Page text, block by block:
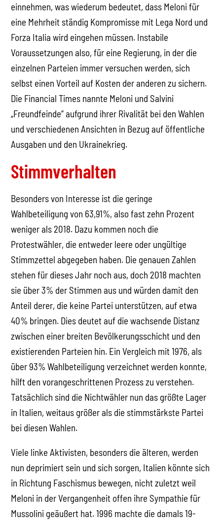
einnehmen, was wiederum bedeutet, dass Meloni für
eine Mehrheit ständig Kompromisse mit Lega Nord und
Forza Italia wird eingehen müssen. Instabile
Voraussetzungen also, für eine Regierung, in der die
einzelnen Parteien immer versuchen werden, sich
selbst einen Vorteil auf Kosten der anderen zu sichern.
Die Financial Times nannte Meloni und Salvini
„Freundfeinde“ aufgrund ihrer Rivalität bei den Wahlen
und verschiedenen Ansichten in Bezug auf öffentliche
Ausgaben und den Ukrainekrieg.
Stimmverhalten
Besonders von Interesse ist die geringe
Wahlbeteiligung von 63,91%, also fast zehn Prozent
weniger als 2018. Dazu kommen noch die
Protestwähler, die entweder leere oder ungültige
Stimmzettel abgegeben haben. Die genauen Zahlen
stehen für dieses Jahr noch aus, doch 2018 machten
sie über 3% der Stimmen aus und würden damit den
Anteil derer, die keine Partei unterstützen, auf etwa
40% bringen. Dies deutet auf die wachsende Distanz
zwischen einer breiten Bevölkerungsschicht und den
existierenden Parteien hin. Ein Vergleich mit 1976, als
über 93% Wahlbeteiligung verzeichnet werden konnte,
hilft den vorangeschrittenen Prozess zu verstehen.
Tatsächlich sind die Nichtwähler nun das größte Lager
in Italien, weitaus größer als die stimmstärkste Partei
bei diesen Wahlen.
Viele linke Aktivisten, besonders die älteren, werden
nun deprimiert sein und sich sorgen, Italien könnte sich
in Richtung Faschismus bewegen, nicht zuletzt weil
Meloni in der Vergangenheit offen ihre Sympathie für
Mussolini geäußert hat. 1996 machte die damals 19-